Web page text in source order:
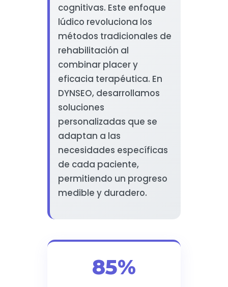
cognitivas. Este enfoque
lúdico revoluciona los
métodos tradicionales de
rehabilitación al
combinar placer y
eficacia terapéutica. En
DYNSEO, desarrollamos
soluciones
personalizadas que se
adaptan a las
necesidades específicas
de cada paciente,
permitiendo un progreso
medible y duradero.
85%